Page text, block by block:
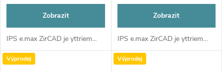
Zobrazit
IPS e.max ZirCAD je yttriem...
Zobrazit
IPS e.max ZirCAD je yttriem...
Výprodej Výprodej